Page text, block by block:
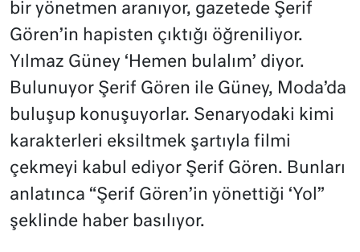
bir yönetmen aranıyor, gazetede Şerif
Gören’in hapisten çıktığı öğreniliyor.
Yılmaz Güney ‘Hemen bulalım’ diyor.
Bulunuyor Şerif Gören ile Güney, Moda’da
buluşup konuşuyorlar. Senaryodaki kimi
karakterleri eksiltmek şartıyla filmi
çekmeyi kabul ediyor Şerif Gören. Bunları
anlatınca “Şerif Gören’in yönettiği ‘Yol”
şeklinde haber basılıyor.